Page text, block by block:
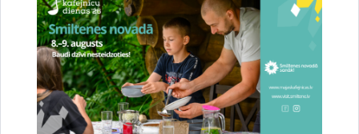
Vai šī informācija bija noderīga?
Sniegt atsauksmi